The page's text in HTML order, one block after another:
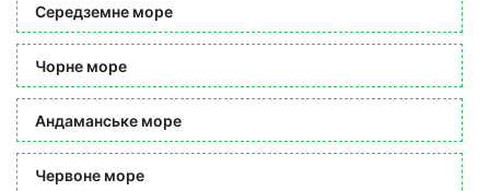
Середземне море
Чорне море
Андаманське море
Червоне море